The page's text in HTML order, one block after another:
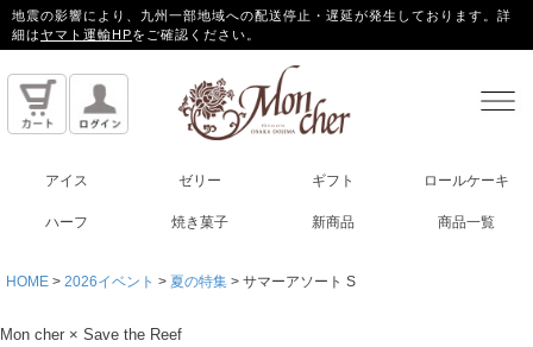
地震の影響により、九州一部地域への配送停止・遅延が発生しております。詳
細はヤマト運輸HPをご確認ください。
アイス ゼリー ギフト ロールケーキ
ハーフ 焼き菓子 新商品 商品一覧
HOME 2026イベント 夏の特集 サマーアソート S
Mon cher × Save the Reef